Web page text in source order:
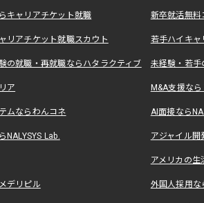
キャリアチケット就職 新卒就活無料
リアチケット就職スカウト 若手ハイキ
の就職・再就職ならハタラクティブ 未経験・若手
ア M&A支援な
ムならわんコネ AI面接なら
NALYSYS Lab. アジャイル
アメリカの
デリピル 外国人採用